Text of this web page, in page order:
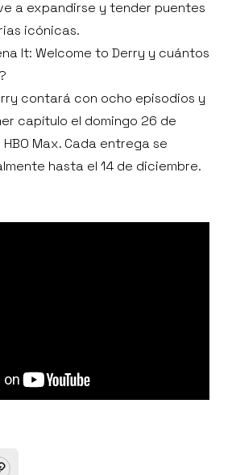
a expandirse y tender puentes
icónicas.
It: Welcome to Derry y cuántos
contará con ocho episodios y
capítulo el domingo 26 de
Max. Cada entrega se
hasta el 14 de diciembre.